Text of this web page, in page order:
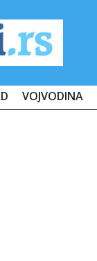
VOJVODINA